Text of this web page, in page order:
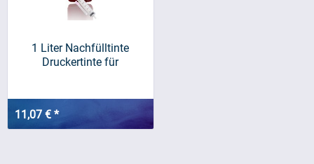
1 Liter Nachfülltinte
Druckertinte für
11,07 € *